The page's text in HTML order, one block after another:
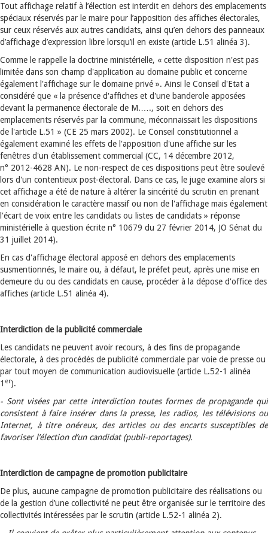
Tout affichage relatif à l’élection est interdit en dehors des emplacements
spéciaux réservés par le maire pour l’apposition des affiches électorales,
sur ceux réservés aux autres candidats, ainsi qu’en dehors des panneaux
d’affichage d’expression libre lorsqu’il en existe (article L.51 alinéa 3).
Comme le rappelle la doctrine ministérielle, « cette disposition n'est pas
limitée dans son champ d'application au domaine public et concerne
également l'affichage sur le domaine privé ». Ainsi le Conseil d'Etat a
considéré que « la présence d'affiches et d'une banderole apposées
devant la permanence électorale de M.…., soit en dehors des
emplacements réservés par la commune, méconnaissait les dispositions
de l'article L.51 » (CE 25 mars 2002). Le Conseil constitutionnel a
également examiné les effets de l'apposition d'une affiche sur les
fenêtres d'un établissement commercial (CC, 14 décembre 2012,
n° 2012-4628 AN). Le non-respect de ces dispositions peut être soulevé
lors d'un contentieux post-électoral. Dans ce cas, le juge examine alors si
cet affichage a été de nature à altérer la sincérité du scrutin en prenant
en considération le caractère massif ou non de l'affichage mais également
l'écart de voix entre les candidats ou listes de candidats » réponse
ministérielle à question écrite n° 10679 du 27 février 2014, JO Sénat du
31 juillet 2014).
En cas d'affichage électoral apposé en dehors des emplacements
susmentionnés, le maire ou, à défaut, le préfet peut, après une mise en
demeure du ou des candidats en cause, procéder à la dépose d'office des
affiches (article L.51 alinéa 4).
Interdiction de la publicité commerciale
Les candidats ne peuvent avoir recours, à des fins de propagande
électorale, à des procédés de publicité commerciale par voie de presse ou
par tout moyen de communication audiovisuelle (article L.52-1 alinéa
1 er).
- Sont visées par cette interdiction toutes formes de propagande qui
consistent à faire insérer dans la presse, les radios, les télévisions ou
Internet, à titre onéreux, des articles ou des encarts susceptibles de
favoriser l’élection d’un candidat (publi-reportages).
Interdiction de campagne de promotion publicitaire
De plus, aucune campagne de promotion publicitaire des réalisations ou
de la gestion d’une collectivité ne peut être organisée sur le territoire des
collectivités intéressées par le scrutin (article L.52-1 alinéa 2).